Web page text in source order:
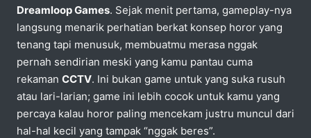
Dreamloop Games. Sejak menit pertama, gameplay-nya
langsung menarik perhatian berkat konsep horor yang
tenang tapi menusuk, membuatmu merasa nggak
pernah sendirian meski yang kamu pantau cuma
rekaman CCTV. Ini bukan game untuk yang suka rusuh
atau lari-larian; game ini lebih cocok untuk kamu yang
percaya kalau horor paling mencekam justru muncul dari
hal-hal kecil yang tampak “nggak beres”.